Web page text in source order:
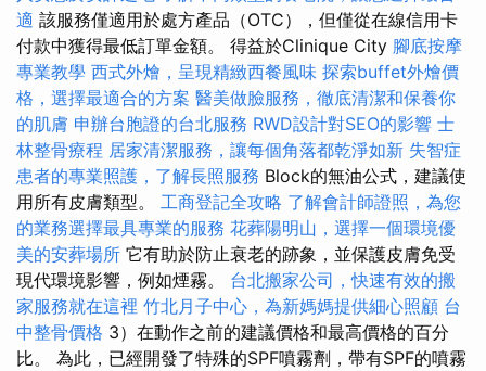
適 該服務僅適用於處方產品（OTC），但僅從在線信用卡
付款中獲得最低訂單金額。 得益於Clinique City 腳底按摩
專業教學 西式外燴，呈現精緻西餐風味 探索buffet外燴價
格，選擇最適合的方案 醫美做臉服務，徹底清潔和保養你
的肌膚 申辦台胞證的台北服務 RWD設計對SEO的影響 士
林整骨療程 居家清潔服務，讓每個角落都乾淨如新 失智症
患者的專業照護，了解長照服務 Block的無油公式，建議使
用所有皮膚類型。 工商登記全攻略 了解會計師證照，為您
的業務選擇最具專業的服務 花葬陽明山，選擇一個環境優
美的安葬場所 它有助於防止衰老的跡象，並保護皮膚免受
現代環境影響，例如煙霧。 台北搬家公司，快速有效的搬
家服務就在這裡 竹北月子中心，為新媽媽提供細心照顧 台
中整骨價格 3）在動作之前的建議價格和最高價格的百分
比。 為此，已經開發了特殊的SPF噴霧劑，帶有SPF的噴霧